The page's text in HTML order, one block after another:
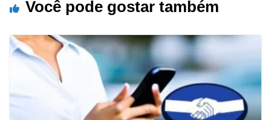
Você pode gostar também